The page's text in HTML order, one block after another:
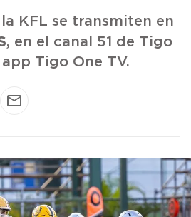
KFL se transmiten en
, en el canal 51 de Tigo
Tigo One TV.